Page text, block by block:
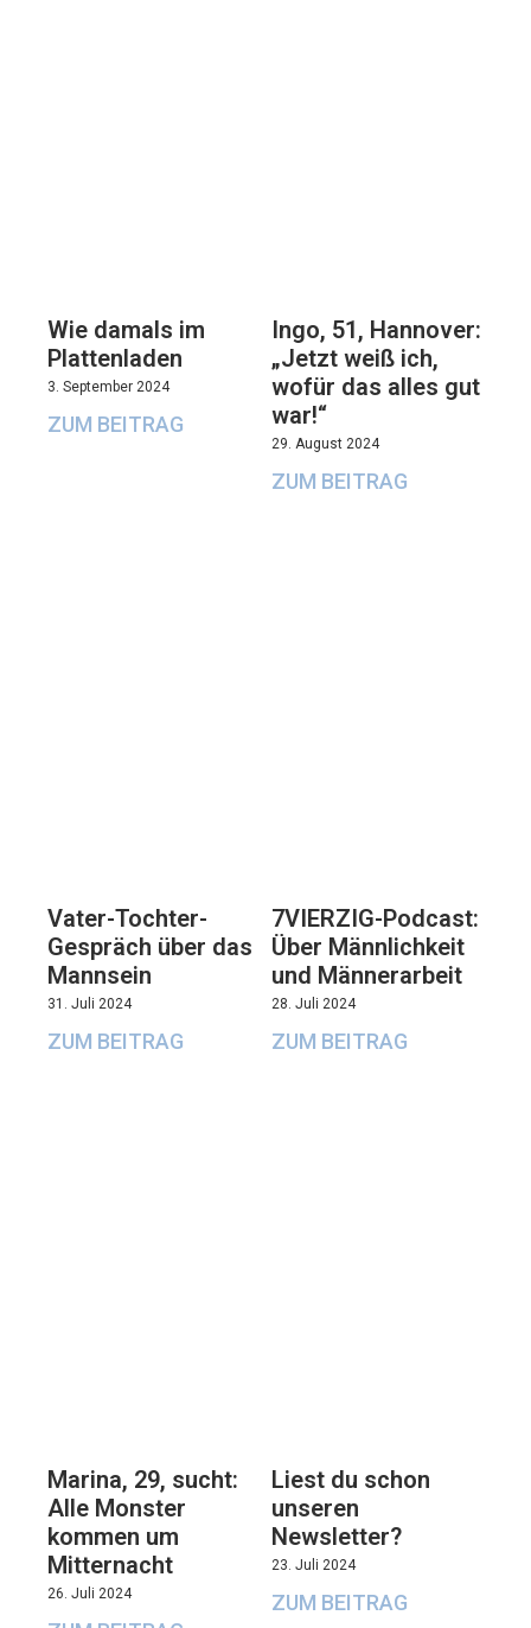
Wie damals im
Plattenladen
3. September 2024
ZUM BEITRAG
Ingo, 51, Hannover:
„Jetzt weiß ich,
wofür das alles gut
war!“
29. August 2024
ZUM BEITRAG
Vater-Tochter-
Gespräch über das
Mannsein
31. Juli 2024
ZUM BEITRAG
7VIERZIG-Podcast:
Über Männlichkeit
und Männerarbeit
28. Juli 2024
ZUM BEITRAG
Marina, 29, sucht:
Alle Monster
kommen um
Mitternacht
26. Juli 2024
Liest du schon
unseren
Newsletter?
23. Juli 2024
ZUM BEITRAG